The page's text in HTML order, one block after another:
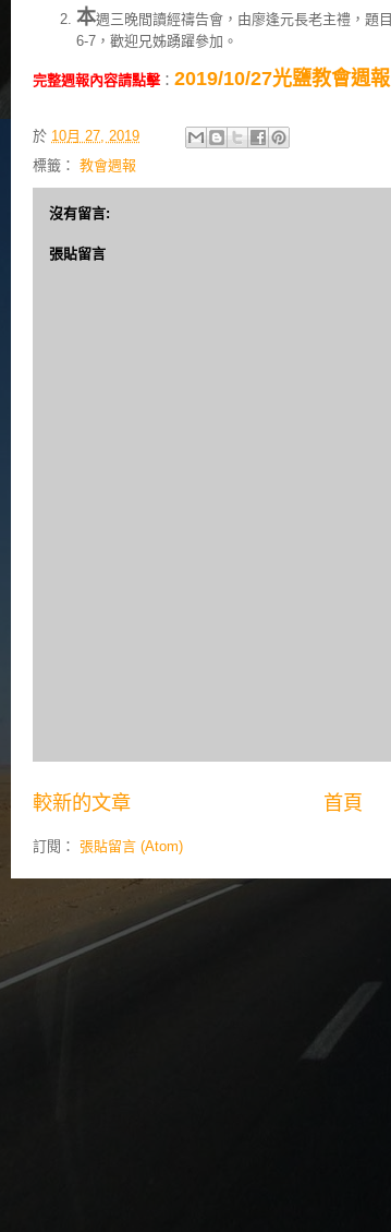
本週三晚間讀經禱告會，由廖逢元長老主禮，題
6-7，歡迎兄姊踴躍參加。
完整週報內容請點擊： 2019/10/27光鹽教會週報
於 10月 27, 2019
標籤： 教會週報
沒有留言:
張貼留言
較新的文章 首頁
訂閱： 張貼留言 (Atom)